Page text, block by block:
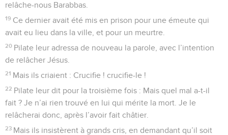
relâche-nous Barabbas.
19 Ce dernier avait été mis en prison pour une émeute qui
avait eu lieu dans la ville, et pour un meurtre.
20 Pilate leur adressa de nouveau la parole, avec l’intention
de relâcher Jésus.
21 Mais ils criaient : Crucifie ! crucifie-le !
22 Pilate leur dit pour la troisième fois : Mais quel mal a-t-il
fait ? Je n’ai rien trouvé en lui qui mérite la mort. Je le
relâcherai donc, après l’avoir fait châtier.
23 Mais ils insistèrent à grands cris, en demandant qu’il soit